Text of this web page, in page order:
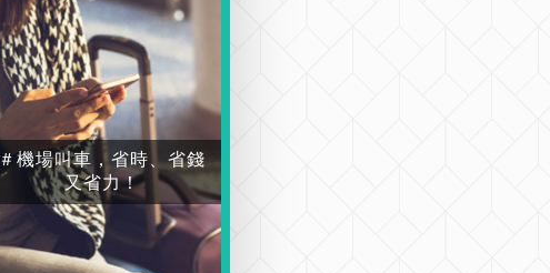
＃機場叫車，省時、省錢
又省力！